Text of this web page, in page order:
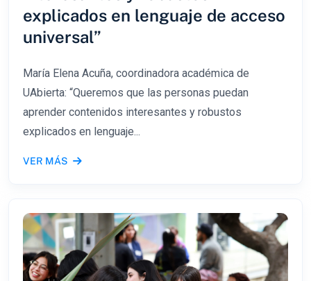
explicados en lenguaje de acceso
universal”
María Elena Acuña, coordinadora académica de
UAbierta: “Queremos que las personas puedan
aprender contenidos interesantes y robustos
explicados en lenguaje...
VER MÁS